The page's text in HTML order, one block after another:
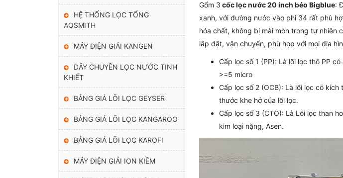
Gổm 3 cốc lọc nước 20 inch béo Bigblue:
xanh, với đường nước vào phi 34 rất phù
hóa chất, không bị mài mòn trong tự nhiên
lắp đặt, vận chuyển, phù hợp với mọi địa
Cấp lọc số 1 (PP): Là lõi lọc thô PP
>=5 micro
Cấp lọc số 2 (OCB): Là lõi lọc có
thước khe hở của lõi lọc.
Cấp lọc số 3 (CTO): Là Lõi lọc than
kim loại nặng, Asen.
HỆ THỐNG LỌC TỔNG
AOSMITH
MÁY ĐIỆN GIẢI KANGEN
DÂY CHUYỀN LỌC NƯỚC TINH
KHIẾT
BẢNG GIÁ LÕI LỌC GEYSER
BẢNG GIÁ LÕI LỌC KANGAROO
BẢNG GIÁ LÕI LỌC KAROFI
MÁY ĐIỆN GIẢI ION KIỀM